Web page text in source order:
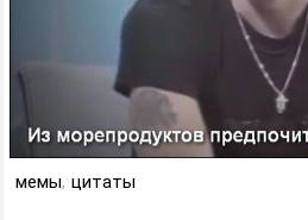
мемы, цитаты